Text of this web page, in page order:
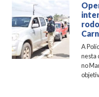
A
nesta
no